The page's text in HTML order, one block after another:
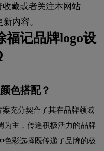
收藏或者关注本网站
内容。
福记品牌logo设
色搭配？
充分契合了其在品牌领域
为主，传递积极活力的品牌
色彩选择既传递了品牌的极